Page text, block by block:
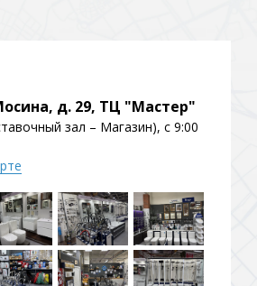
камня
д. 29, ТЦ "Мастер"
зал – Магазин), с 9:00